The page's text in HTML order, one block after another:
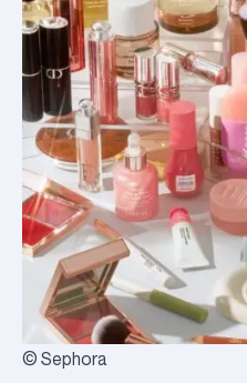
© Sephora